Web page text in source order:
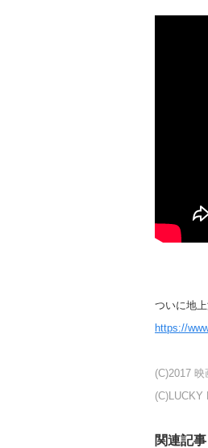
ついに地
https://
(C)2017
(C)LUCKY
関連記事